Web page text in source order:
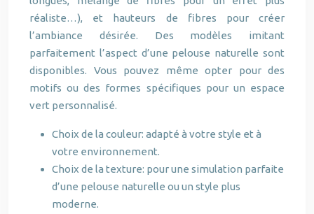
réaliste…), et hauteurs de fibres pour créer
l’ambiance désirée. Des modèles imitant
parfaitement l’aspect d’une pelouse naturelle sont
disponibles. Vous pouvez même opter pour des
motifs ou des formes spécifiques pour un espace
vert personnalisé.
Choix de la couleur: adapté à votre style et à
votre environnement.
Choix de la texture: pour une simulation parfaite
d’une pelouse naturelle ou un style plus
moderne.